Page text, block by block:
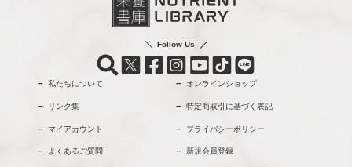
Follow Us
私たちについて オンラインショップ
リンク集 特定商取引に基づく表記
マイアカウント プライバシーポリシー
よくあるご質問 新規会員登録